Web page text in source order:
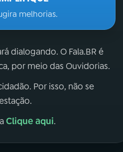
melhorias.
dialogando. O Fala.BR é
por meio das Ouvidorias.
Por isso, não se
Clique aqui.